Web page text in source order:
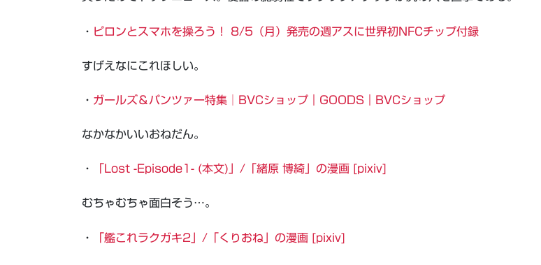
・ ピロンとスマホを操ろう！ 8/5（月）発売の週アスに世界初NFCチップ付録
すげえなにこれほしい。
・ ガールズ＆パンツァー特集│BVCショップ｜GOODS｜BVCショップ
なかなかいいおねだん。
・ 「Lost -Episode1- (本文)」/「緒原 博綺」の漫画 [pixiv]
むちゃむちゃ面白そう…。
・ 「艦これラクガキ2」/「くりおね」の漫画 [pixiv]